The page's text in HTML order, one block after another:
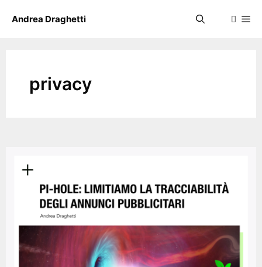
Andrea Draghetti
privacy